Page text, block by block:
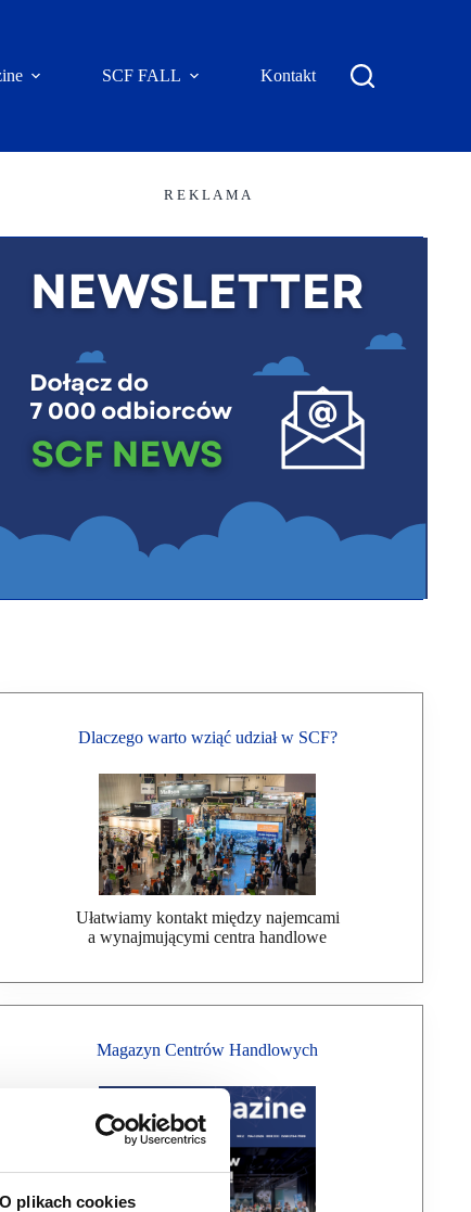
O plikach cookies
SCF FALL Kontakt
R E K L A M A
Dlaczego warto wziąć udział w SCF?
Ułatwiamy kontakt między najemcami
a wynajmującymi centra handlowe
Magazyn Centrów Handlowych